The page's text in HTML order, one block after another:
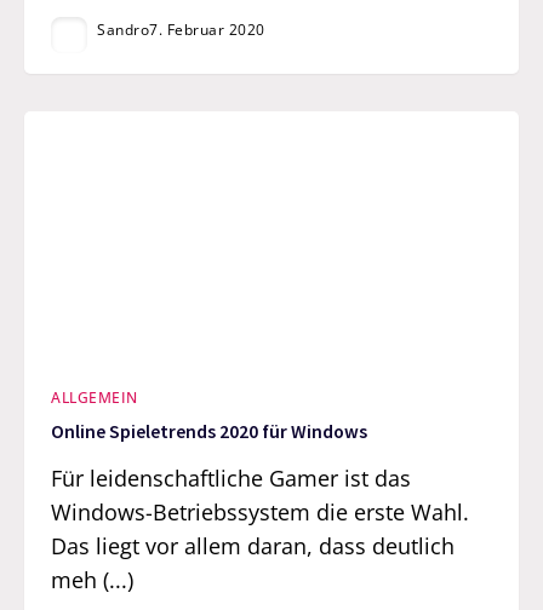
Sandro7. Februar 2020
ALLGEMEIN
Online Spieletrends 2020 für Windows
Für leidenschaftliche Gamer ist das
Windows-Betriebssystem die erste Wahl.
Das liegt vor allem daran, dass deutlich
meh (...)